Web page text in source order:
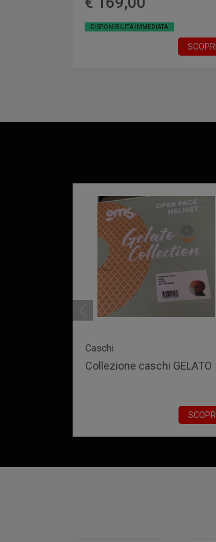
DISPONIBILITÀ IMMEDIATA
SCOPRI
Caschi
Collezione caschi GELATO
SCOPRI